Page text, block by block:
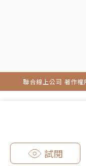
試閱
輔仁大學生物系學
聯合全球的力量才
聯合線上公司 著作